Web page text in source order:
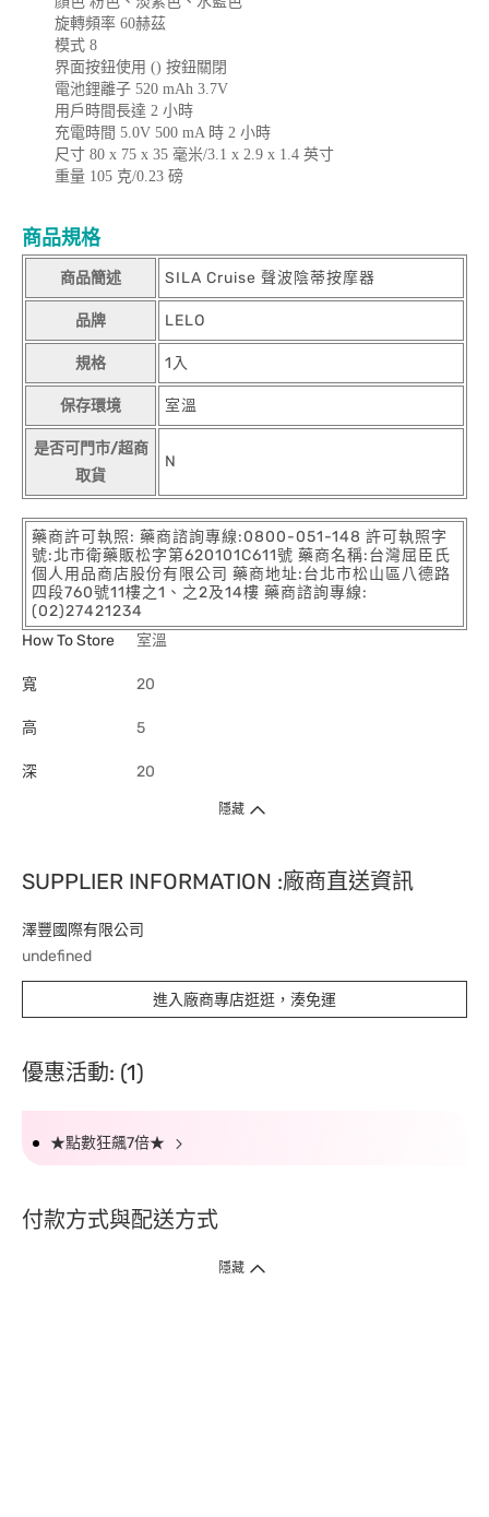
旋轉頻率 60赫茲
模式 8
界面按鈕使用 () 按鈕關閉
電池鋰離子 520 mAh 3.7V
用戶時間長達 2 小時
充電時間 5.0V 500 mA 時 2 小時
尺寸 80 x 75 x 35 毫米/3.1 x 2.9 x 1.4 英寸
重量 105 克/0.23 磅
商品規格
商品簡述 SILA Cruise 聲波陰蒂按摩器
品牌 LELO
規格 1入
保存環境 室溫
是否可門市/超商
取貨
N
藥商許可執照: 藥商諮詢專線:0800-051-148 許可執照字
號:北市衛藥販松字第620101C611號 藥商名稱:台灣屈臣氏
個人用品商店股份有限公司 藥商地址:台北市松山區八德路
四段760號11樓之1、之2及14樓 藥商諮詢專線:
(02)27421234
How To Store
室溫
寬 20
高 5
深 20
隱藏
SUPPLIER INFORMATION :廠商直送資訊
澤豐國際有限公司
undefined
進入廠商專店逛逛，湊免運
優惠活動: (1)
★點數狂飆7倍★
付款方式與配送方式
隱藏